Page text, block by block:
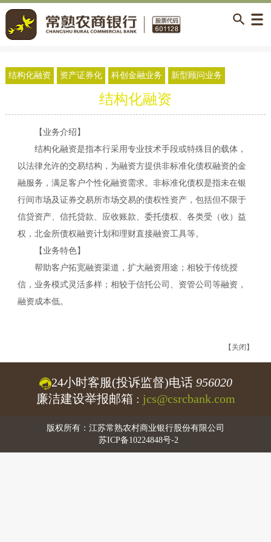
结构化融资 资产证券化 科创金融业务 新型顾问业务
结构化融资
【业务介绍】
结构化融资是指本行采用专业技术手段或特殊目的载体，
以法律允许的交易结构，为融资方提供非标准化债权融资的金
融服务， 满足客户个性化融资需求。非标准化债权是指未在银
行间市场及证券交易所市场交易的债权性资产，包括但不限于
信贷资产、信托贷款、应收账款、委托债权、各类受（收）益
权，北金所债权融资计划和理财直接融资工具等。
【业务特色】
帮助客户拓宽融资渠道，扩大融资用途；相较于传统授
信，业务模式灵活多样；相较于信托公司、资管公司等融资，
融资成本低。
【关闭】
24小时客服(投诉监督)电话 956020
廉洁建设举报邮箱 : jcs@csrcbank.com
版权所有：江苏常熟农村商业银行股份有限公司
苏ICP备10224848号-2